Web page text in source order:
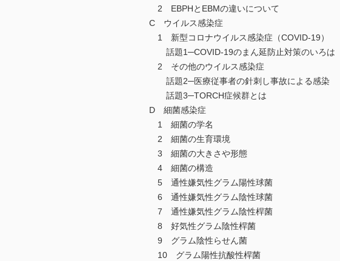
2 EBPHとEBMの違いについて
C ウイルス感染症
1 新型コロナウイルス感染症（COVID-19）
話題1─COVID-19のまん延防止対策のいろは
2 その他のウイルス感染症
話題2─医療従事者の針刺し事故による感染
話題3─TORCH症候群とは
D 細菌感染症
1 細菌の学名
2 細菌の生育環境
3 細菌の大きさや形態
4 細菌の構造
5 通性嫌気性グラム陽性球菌
6 通性嫌気性グラム陰性球菌
7 通性嫌気性グラム陰性桿菌
8 好気性グラム陰性桿菌
9 グラム陰性らせん菌
10 グラム陽性抗酸性桿菌